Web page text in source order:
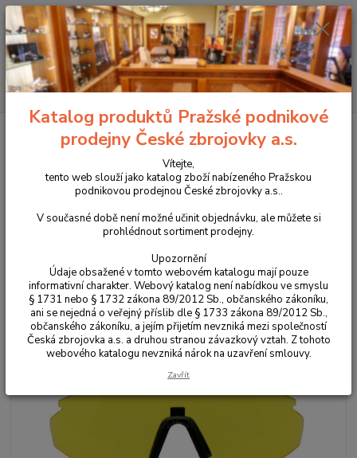
Menu
Hledat
+420 225 375 800
Ochranné prostředky Střelecké brýle Revision
střeleckým brýlím Revision
Zorník pro Revision StingerHawk žlutý
Zorník pro Revision StingerHawk
Katalog produktů Pražské podnikové
prodejny České zbrojovky a.s.
Vítejte,
tento web slouží jako katalog zboží nabízeného Pražskou
podnikovou prodejnou České zbrojovky a.s..
V současné době není možné učinit objednávku, ale můžete si
prohlédnout sortiment prodejny.
Upozornění
Údaje obsažené v tomto webovém katalogu mají pouze
informativní charakter. Webový katalog není nabídkou ve smyslu
§ 1731 nebo § 1732 zákona 89/2012 Sb., občanského zákoníku,
ani se nejedná o veřejný příslib dle § 1733 zákona 89/2012 Sb.,
občanského zákoníku, a jejím přijetím nevzniká mezi společností
Česká zbrojovka a.s. a druhou stranou závazkový vztah. Z tohoto
webového katalogu nevzniká nárok na uzavření smlouvy.
Zavřít